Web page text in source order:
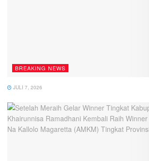
BREAKING NEWS
JULI 7, 2026